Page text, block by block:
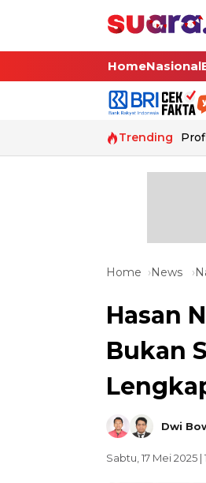
HomeNasional
Trending
Home News
Hasan
Bukan
Dwi
Sabtu, 17 Mei 2025 |